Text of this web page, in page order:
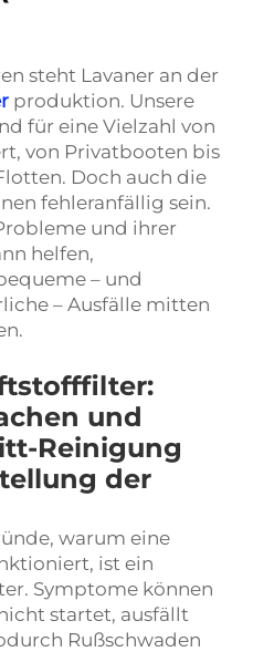
steht Lavaner an der
produktion. Unsere
für eine Vielzahl von
von Privatbooten bis
Doch auch die
fehleranfällig sein.
und ihrer
helfen,
– und
– Ausfälle mitten
und
Reinigung
der
warum eine
ist ein
Symptome können
startet, ausfällt
Rußschwaden